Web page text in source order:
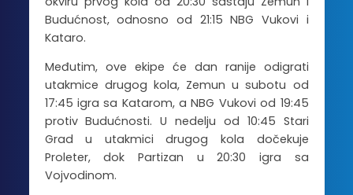
Budućnost, odnosno od 21:15 NBG Vukovi i
Kataro.
Međutim, ove ekipe će dan ranije odigrati
utakmice drugog kola, Zemun u subotu od
17:45 igra sa Katarom, a NBG Vukovi od 19:45
protiv Budućnosti. U nedelju od 10:45 Stari
Grad u utakmici drugog kola dočekuje
Proleter, dok Partizan u 20:30 igra sa
Vojvodinom.